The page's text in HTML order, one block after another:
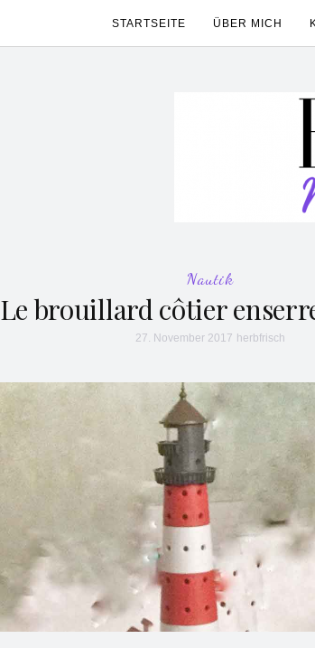
STARTSEITE ÜBER MICH
Nautik
Le brouillard côtier
27. November 2017 herbfrisch